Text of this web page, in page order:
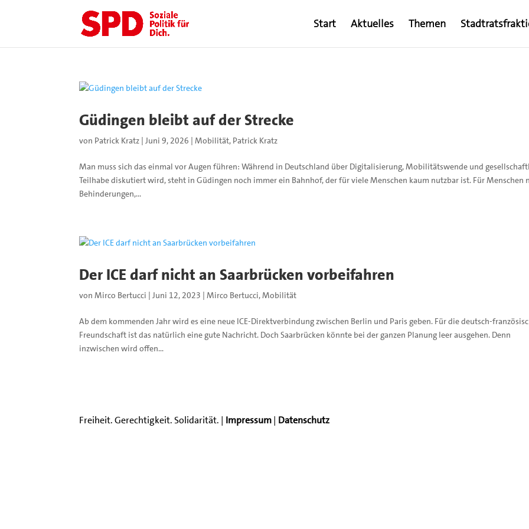
Start Aktuelles Themen
Güdingen bleibt auf der Strecke
von Patrick Kratz |Juni 9, 2026 |Mobilität, Patrick Kratz
Man muss sich das einmal vor Augen führen: Während in Deutschland über Digitalisierung, Mobilitätswende und
Teilhabe diskutiert wird, steht in Güdingen noch immer ein Bahnhof, der für viele Menschen kaum nutzbar ist. Für Menschen
Behinderungen,...
Der ICE darf nicht an Saarbrücken vorbeifahren
vonMirco Bertucci |Juni 12, 2023 |Mirco Bertucci,Mobilität
Ab dem kommenden Jahr wird es eine neue ICE-Direktverbindung zwischen Berlin und Paris geben. Für die deutsch-
Freundschaft ist das natürlich eine gute Nachricht. Doch Saarbrücken könnte bei der ganzen Planung leer ausgehen. Denn
inzwischen wird offen...
Freiheit. Gerechtigkeit. Solidarität. | Impressum| Datenschutz